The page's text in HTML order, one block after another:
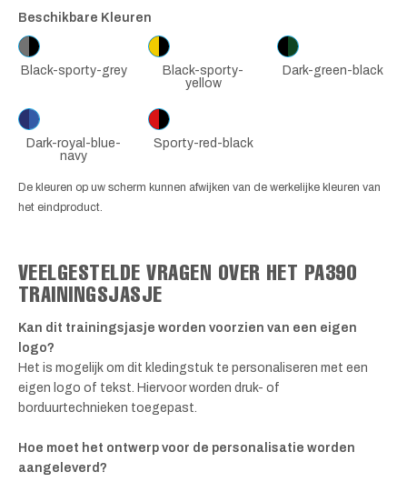
Beschikbare Kleuren
Black-sporty-grey
Black-sporty-
yellow
Dark-green-black
Dark-royal-blue-
navy
Sporty-red-black
De kleuren op uw scherm kunnen afwijken van de werkelijke kleuren van
het eindproduct.
VEELGESTELDE VRAGEN OVER HET PA390
TRAININGSJASJE
Kan dit trainingsjasje worden voorzien van een eigen
logo?
Het is mogelijk om dit kledingstuk te personaliseren met een
eigen logo of tekst. Hiervoor worden druk- of
borduurtechnieken toegepast.
Hoe moet het ontwerp voor de personalisatie worden
aangeleverd?